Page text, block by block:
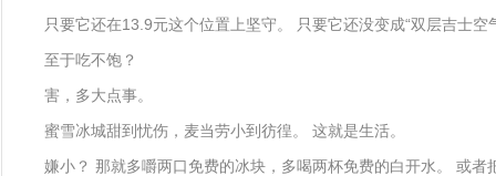
只要它还在13.9元这个位置上坚守。 只要它还没变成“双层吉士空
至于吃不饱？
害，多大点事。
蜜雪冰城甜到忧伤，麦当劳小到彷徨。 这就是生活。
嫌小？ 那就多嚼两口免费的冰块，多喝两杯免费的白开水。 或